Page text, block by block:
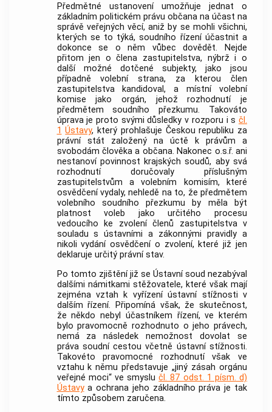
Předmětné ustanovení umožňuje jednat o
základním politickém právu občana na účast na
správě veřejných věcí, aniž by se mohli všichni,
kterých se to týká, soudního řízení účastnit a
dokonce se o něm vůbec dovědět. Nejde
přitom jen o člena zastupitelstva, nýbrž i o
další možné dotčené subjekty, jako jsou
případně volební strana, za kterou člen
zastupitelstva kandidoval, a místní volební
komise jako orgán, jehož rozhodnutí je
předmětem soudního přezkumu. Takováto
úprava je proto svými důsledky v rozporu i s čl.
1 Ústavy, který prohlašuje Českou republiku za
právní stát založený na úctě k právům a
svobodám člověka a občana. Nakonec o.s.ř. ani
nestanoví povinnost krajských soudů, aby svá
rozhodnutí doručovaly příslušným
zastupitelstvům a volebním komisím, které
osvědčení vydaly, nehledě na to, že předmětem
volebního soudního přezkumu by měla být
platnost voleb jako určitého procesu
vedoucího ke zvolení členů zastupitelstva v
souladu s ústavními a zákonnými pravidly a
nikoli vydání osvědčení o zvolení, které již jen
deklaruje určitý právní stav.
Po tomto zjištění již se Ústavní soud nezabýval
dalšími námitkami stěžovatele, které však mají
zejména vztah k vyřízení ústavní stížnosti v
dalším řízení. Připomíná však, že skutečnost,
že někdo nebyl účastníkem řízení, ve kterém
bylo pravomocně rozhodnuto o jeho právech,
nemá za následek nemožnost dovolat se
práva soudní cestou včetně ústavní stížnosti.
Takovéto pravomocné rozhodnutí však ve
vztahu k němu představuje „jiný zásah orgánu
veřejné moci“ ve smyslučl. 87 odst. 1 písm. d)
Ústavya ochrana jeho základního práva je tak
tímto způsobem zaručena.